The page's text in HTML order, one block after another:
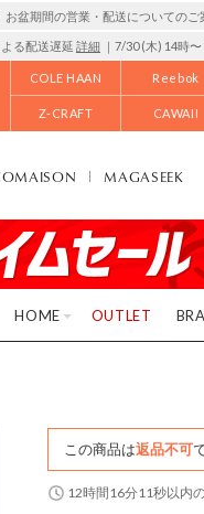
お盆期間の営業・配送についてのご
る配送遅延 詳細 ｜7/30 (木) 14時
COLE HAAN Reebok
Z-CRAFT CAWAII
MAGASEEK
HOME OUTLET
この商品は返品不可
12時間16分10秒以内